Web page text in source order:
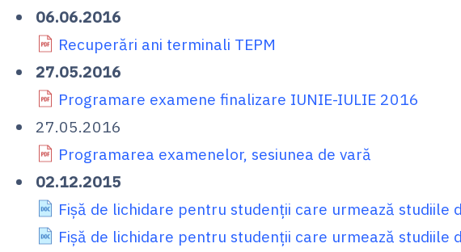
06.06.2016
Recuperări ani terminali TEPM
27.05.2016
Programare examene finalizare IUNIE-IULIE 2016
27.05.2016
Programarea examenelor, sesiunea de vară
02.12.2015
Fișă de lichidare pentru studenții care urmează studiile
Fișă de lichidare pentru studenții care urmează studiile